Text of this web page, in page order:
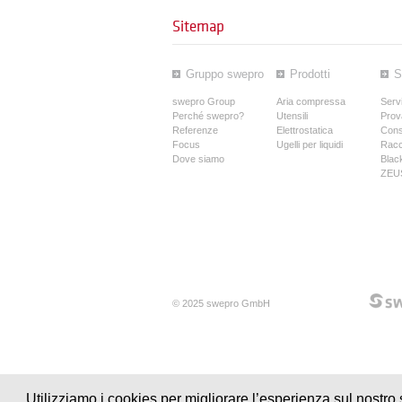
Utilizziamo i cookies per migliorare l’esperienza sul
Sitemap
Gruppo swepro
swepro Group
Perché swepro?
Referenze
Focus
Dove siamo
Prodotti
Aria compressa
Utensili
Elettrostatica
Ugelli per liquidi
© 2025 swepro GmbH